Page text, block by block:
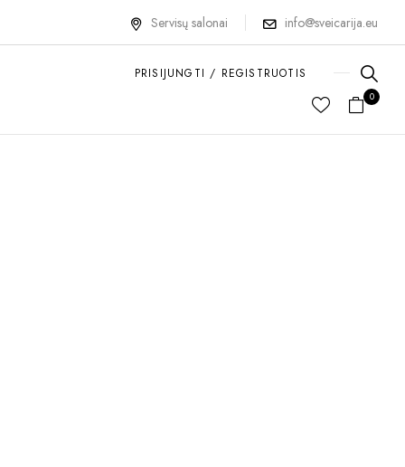
Servisų salonai info@sveicarija.eu
PRISIJUNGTI / REGISTRUOTIS
0